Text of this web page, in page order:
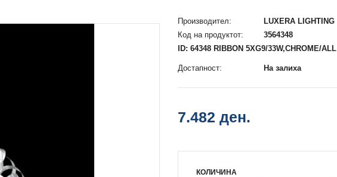
Производител:
LUXERA LIGHTING
Код на продуктот:
3564348
ID: 64348 RIBBON 5XG9/33W,CHROME/ALL
Достапност: На залиха
7.482 ден.
КОЛИЧИНА